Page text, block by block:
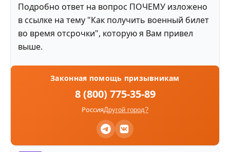
Подробно ответ на вопрос ПОЧЕМУ изложено
в ссылке на тему "Как получить военный билет
во время отсрочки", которую я Вам привел
выше.
Законная помощь призывникам
8 (800) 775-35-89
РоссияДругой город?